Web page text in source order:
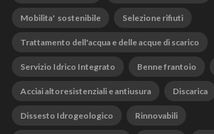
Mobilita' sostenibile Selezione rifiuti
Trattamento dell'acqua e delle acque di scarico
Servizio Idrico Integrato Benne frantoio
Acciai altoresistenziali e antiusura Discarica
Dissesto Idrogeologico Rinnovabili